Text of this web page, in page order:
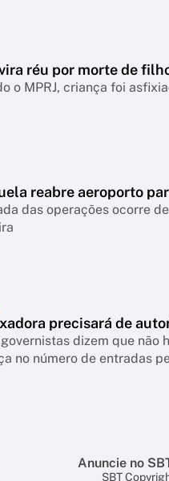
réu por morte de
o MPRJ, criança foi
reabre aeroporto
das operações ocorre
precisará de
dizem que não
no número de entradas
Anuncie no
SBT